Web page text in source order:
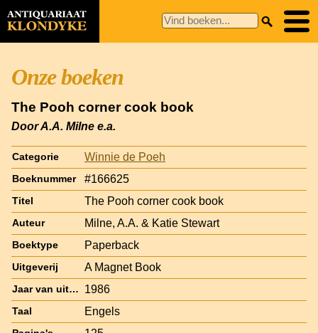
Onze boeken
The Pooh corner cook book
Door A.A. Milne e.a.
Categorie Winnie de Poeh
Boeknummer #166625
Titel The Pooh corner cook book
Auteur Milne, A.A. & Katie Stewart
Boektype Paperback
Uitgeverij A Magnet Book
Jaar van uitgave 1986
Taal Engels